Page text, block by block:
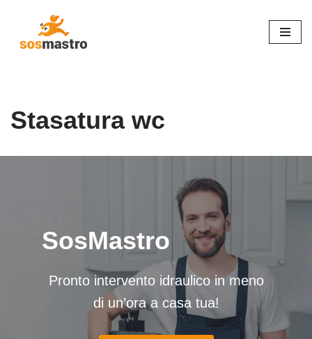
Stasatura wc
SosMastro
Pronto intervento idraulico in meno
di un’ora a casa tua!